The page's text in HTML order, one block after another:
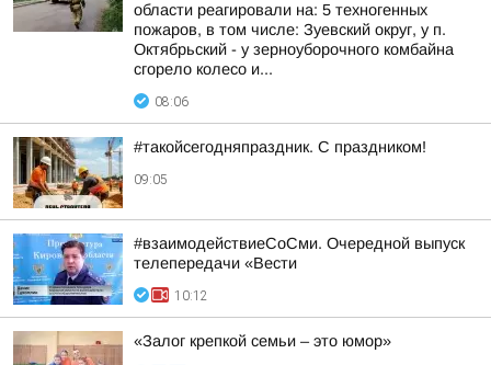
области реагировали на: 5 техногенных
пожаров, в том числе: Зуевский округ, у п.
Октябрьский - у зерноуборочного комбайна
сгорело колесо и...
08:06
#такойсегодняпраздник. С праздником!
09:05
#взаимодействиеСоСми. Очередной выпуск
телепередачи «Вести
10:12
«Залог крепкой семьи – это юмор»